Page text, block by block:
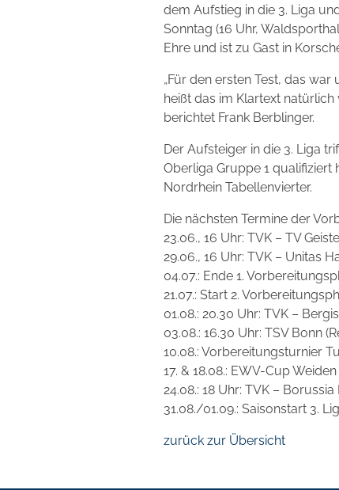
dem Aufstieg in die 3. Liga
Sonntag (16 Uhr,
Ehre und ist zu Gast in
„Für den ersten Test, das
heißt das im Klartext natürlich
berichtet Frank Berblinger.
Der Aufsteiger in die 3. Liga
Oberliga Gruppe 1 qualifiziert
Nordrhein Tabellenvierter.
Die nächsten Termine der
23.06., 16 Uhr: TVK – TV
29.06., 16 Uhr: TVK – Unitas
04.07.: Ende 1.
21.07.: Start 2.
01.08.: 20.30 Uhr: TVK –
03.08.: 16.30 Uhr: TSV Bonn
10.08.: Vorbereitungsturnier
17. & 18.08.: EWV-Cup Weiden
24.08.: 18 Uhr: TVK –
31.08./01.09.: Saisonstart 3.
zurück zur Übersicht